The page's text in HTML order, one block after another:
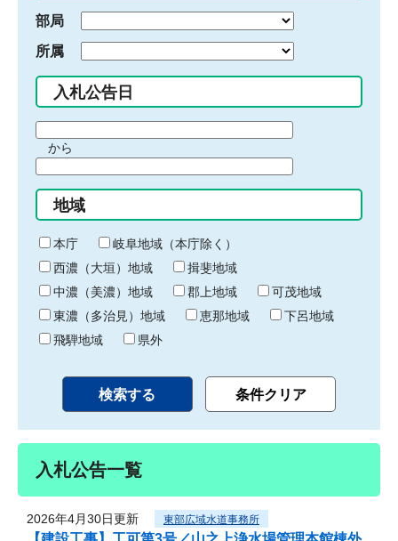
部局
所属
入札公告日
間
始
り
から
間
終
わ
り
地域
本庁
岐阜地域（本庁除く）
西濃（大垣）地域
揖斐地域
中濃（美濃）地域
郡上地域
可茂地域
東濃（多治見）地域
恵那地域
下呂地域
飛騨地域
県外
入札公告一覧
2026年4月30日更新 東部広域水道事務所